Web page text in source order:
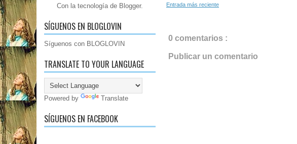
Con la tecnología de Blogger.
SÍGUENOS EN BLOGLOVIN
Síguenos con BLOGLOVIN
TRANSLATE TO YOUR LANGUAGE
Powered by Translate
SÍGUENOS EN FACEBOOK
Entrada más reciente
0 comentarios :
Publicar un comentario